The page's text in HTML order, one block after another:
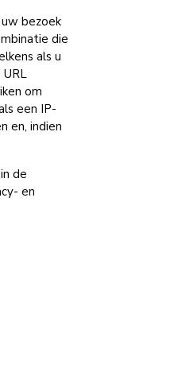
bezoek
die
als u
om
een IP-
en, indien
de
en